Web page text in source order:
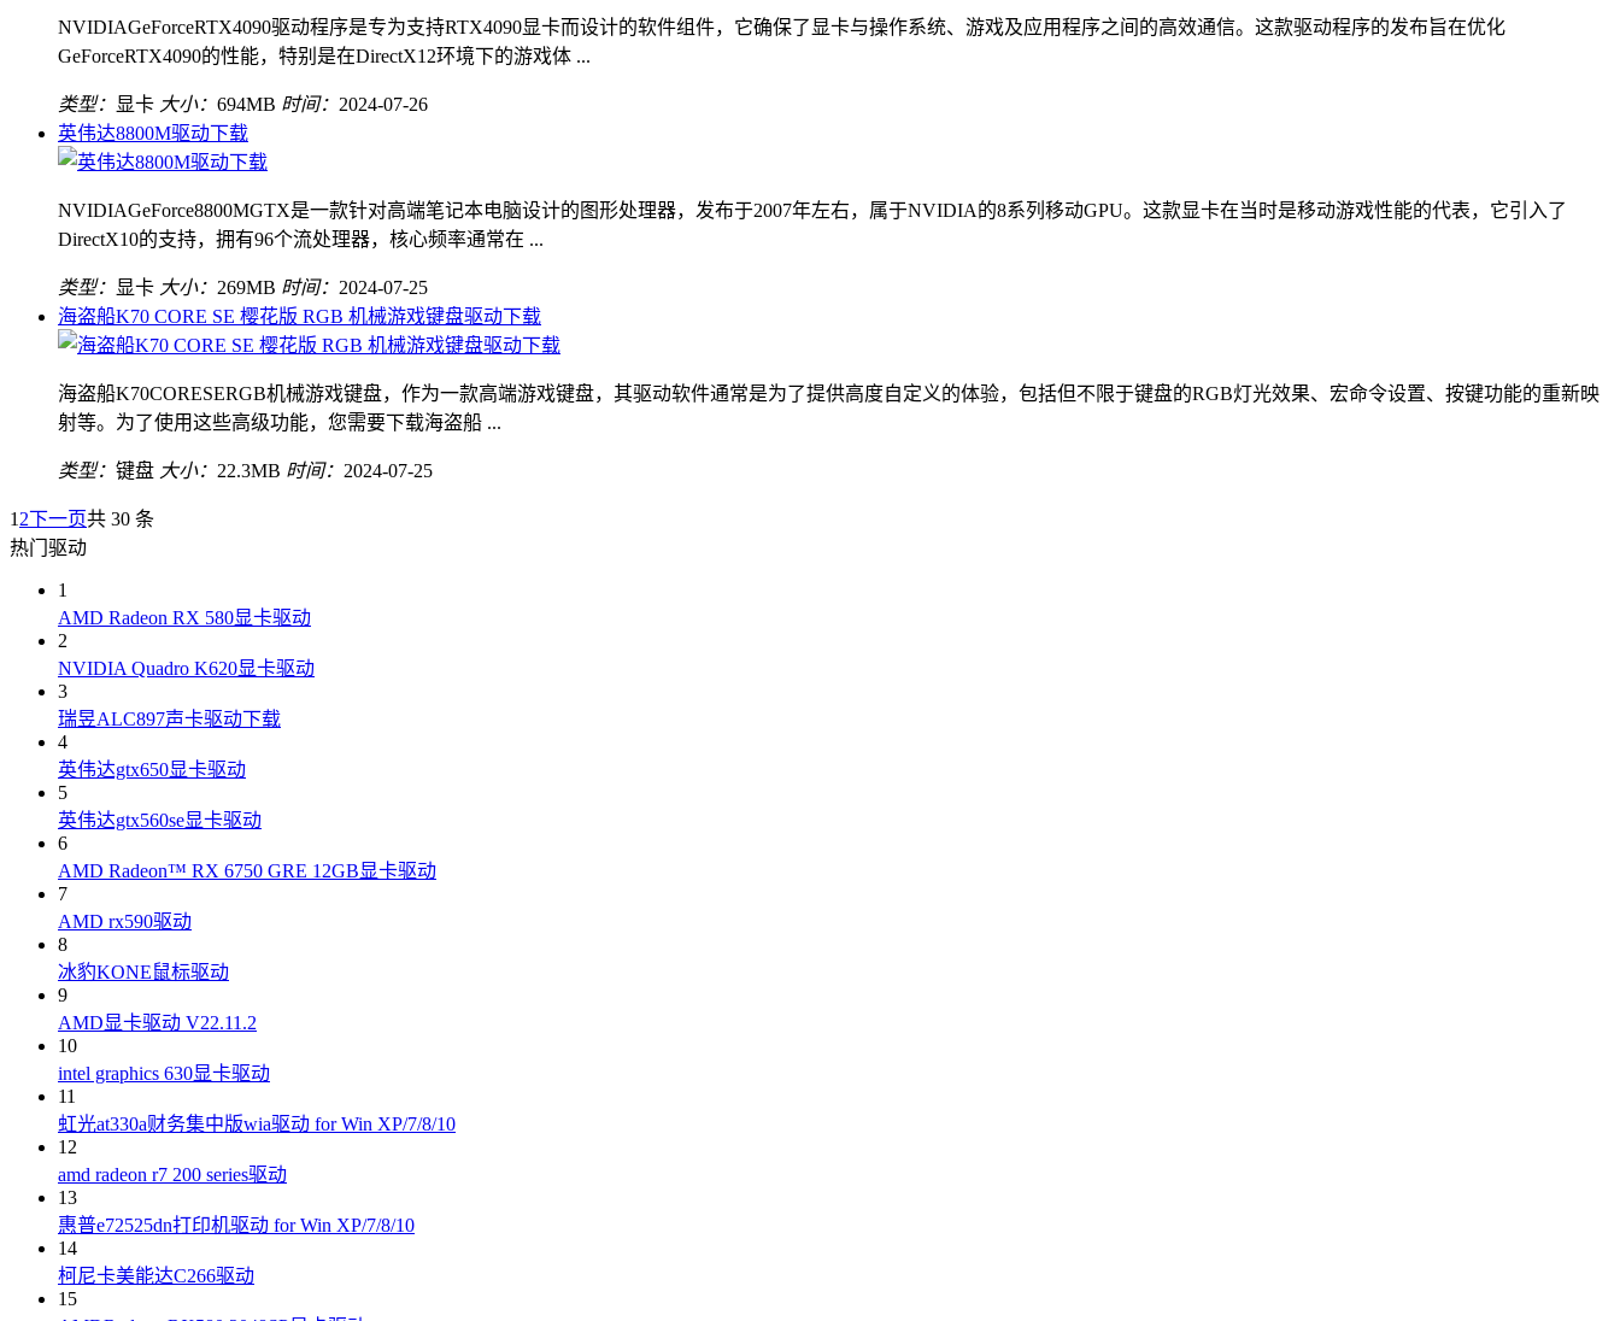
NVIDIAGeForceRTX4090驱动程序是专为支持RTX4090显卡而设计的软件组件，它确保了显卡与操作系统、游戏及应用程序之间的高效通信。这款驱动程序的发布旨在优化
GeForceRTX4090的性能，特别是在DirectX12环境下的游戏体 ...
类型： 显卡 大小： 694MB 时间： 2024-07-26
英伟达8800M驱动下载
NVIDIAGeForce8800MGTX是一款针对高端笔记本电脑设计的图形处理器，发布于2007年左右，属于NVIDIA的8系列移动GPU。这款显卡在当时是移动游戏性能的代表，它引入了
DirectX10的支持，拥有96个流处理器，核心频率通常在 ...
类型： 显卡 大小： 269MB 时间： 2024-07-25
海盗船K70 CORE SE 樱花版 RGB 机械游戏键盘驱动下载
海盗船K70CORESERGB机械游戏键盘，作为一款高端游戏键盘，其驱动软件通常是为了提供高度自定义的体验，包括但不限于键盘的RGB灯光效果、宏命令设置、按键功能的重新映
射等。为了使用这些高级功能，您需要下载海盗船 ...
类型： 键盘 大小： 22.3MB 时间： 2024-07-25
1 2下一页共 30 条
热门驱动
1
AMD Radeon RX 580显卡驱动
2
NVIDIA Quadro K620显卡驱动
3
瑞昱ALC897声卡驱动下载
4
英伟达gtx650显卡驱动
5
英伟达gtx560se显卡驱动
6
AMD Radeon™ RX 6750 GRE 12GB显卡驱动
7
AMD rx590驱动
8
冰豹KONE鼠标驱动
9
AMD显卡驱动 V22.11.2
10
intel graphics 630显卡驱动
11
虹光at330a财务集中版wia驱动 for Win XP/7/8/10
12
amd radeon r7 200 series驱动
13
惠普e72525dn打印机驱动 for Win XP/7/8/10
14
柯尼卡美能达C266驱动
15